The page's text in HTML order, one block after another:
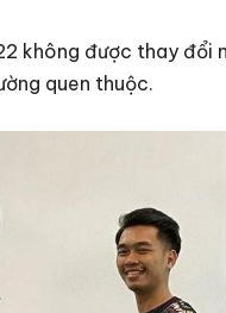
không được thay đổi
quen thuộc.